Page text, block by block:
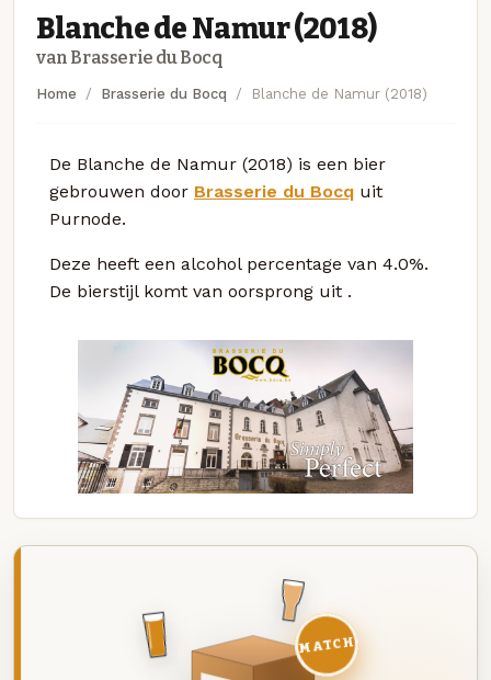
Blanche de Namur (2018)
van Brasserie du Bocq
Home Brasserie du Bocq Blanche de Namur (2018)
De Blanche de Namur (2018) is een bier
gebrouwen door Brasserie du Bocq uit
Purnode.
Deze heeft een alcohol percentage van 4.0%.
De bierstijl komt van oorsprong uit .
MATCH